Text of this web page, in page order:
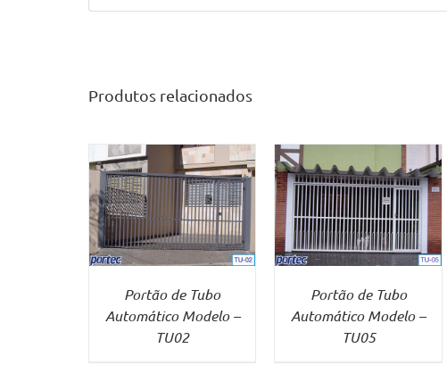
Produtos relacionados
Portão de Tubo
Automático Modelo –
TU02
VER MAIS
Portão de Tubo
Automático Modelo –
TU05
VER MAIS